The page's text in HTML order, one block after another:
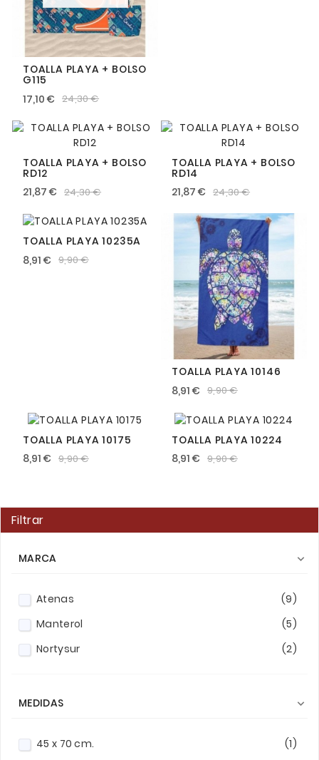
TOALLA PLAYA + BOLSO
G115
17,10 € 24,30 €
TOALLA PLAYA + BOLSO
RD12
21,87 € 24,30 €
TOALLA PLAYA + BOLSO
RD14
21,87 € 24,30 €
TOALLA PLAYA 10235A
8,91 € 9,90 €
TOALLA PLAYA 10146
8,91 € 9,90 €
TOALLA PLAYA 10175
8,91 € 9,90 €
TOALLA PLAYA 10224
8,91 € 9,90 €
Filtrar
MARCA 
Atenas
(9)
Manterol
(5)
Nortysur
(2)
MEDIDAS 
45 x 70 cm. (1)